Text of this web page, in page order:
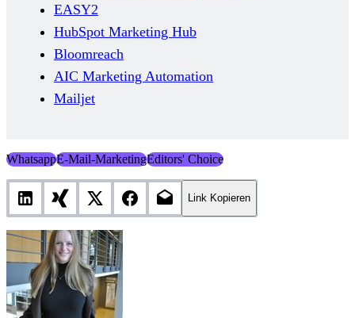
EASY2
HubSpot Marketing Hub
Bloomreach
AIC Marketing Automation
Mailjet
WhatsappE-Mail-MarketingEditors' Choice
Link Kopieren